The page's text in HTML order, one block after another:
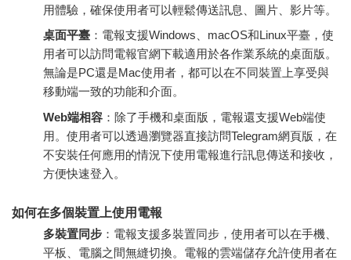
用體驗，確保使用者可以輕鬆傳送訊息、圖片、影片等。
桌面平臺 ：電報支援Windows、macOS和Linux平臺，使
用者可以訪問電報官網下載適用於各作業系統的桌面版。
無論是PC還是Mac使用者，都可以在不同裝置上享受與
移動端一致的功能和介面。
Web端相容 ：除了手機和桌面版，電報還支援Web端使
用。使用者可以透過瀏覽器直接訪問Telegram網頁版，在
不安裝任何應用的情況下使用電報進行訊息傳送和接收，
方便快速登入。
如何在多個裝置上使用電報
多裝置同步 ：電報支援多裝置同步，使用者可以在手機、
平板、電腦之間無縫切換。電報的雲端儲存允許使用者在